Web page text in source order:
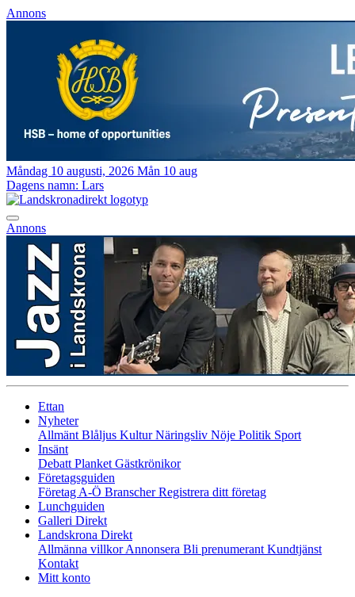
Annons
Måndag 10 augusti, 2026 Mån 10 aug
Dagens namn: Lars
Annons
Ettan
Nyheter
Allmänt Blåljus KulturNäringsliv Nöje Politik Sport
Insänt
Debatt Planket Gästkrönikor
Företagsguiden
Företag A-Ö BranscherRegistrera ditt företag
Lunchguiden
Galleri Direkt
Landskrona Direkt
Allmänna villkorAnnonsera Bli prenumerant Kundtjänst
Kontakt
Mitt konto